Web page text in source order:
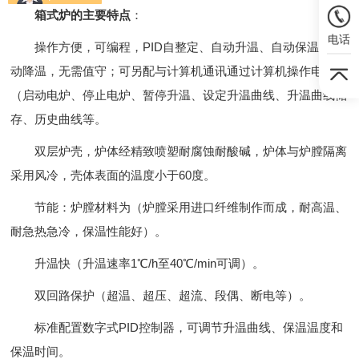
箱式炉的主要特点 ：
操作方便，可编程，PID自整定、自动升温、自动保温、 自
动降温，无需值守；可另配与计算机通讯通过计算机操作电炉
（启动电炉、停止电炉、暂停升温、设定升温曲线、升温曲线储
存、历史曲线等。
双层炉壳，炉体经精致喷塑耐腐蚀耐酸碱，炉体与炉膛隔离
采用风冷，壳体表面的温度小于60度。
节能：炉膛材料为（炉膛采用进口纤维制作而成，耐高温、
耐急热急冷，保温性能好）。
升温快（升温速率1℃/h至40℃/min可调）。
双回路保护（超温、超压、超流、段偶、断电等）。
标准配置数字式PID控制器，可调节升温曲线、保温温度和
保温时间。
电话